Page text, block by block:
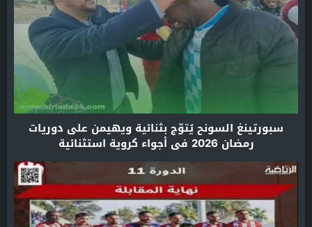
سبورتينغ السونح يُتوّج بثنائية ويهيمن على دوريات
رمضان 2026 في أجواء كروية استثنائية